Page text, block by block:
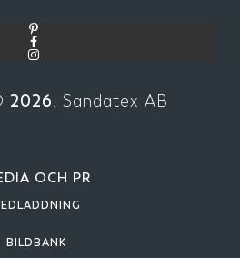
2026, Sandatex AB
OCH PR
BILDBANK